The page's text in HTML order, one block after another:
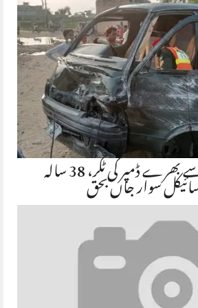
اٹک: ریت سے بھرے ڈمپر کی ٹکر، 38 سالہ سوار جاں بحق